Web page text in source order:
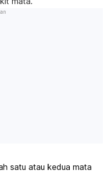
satu atau kedua mata